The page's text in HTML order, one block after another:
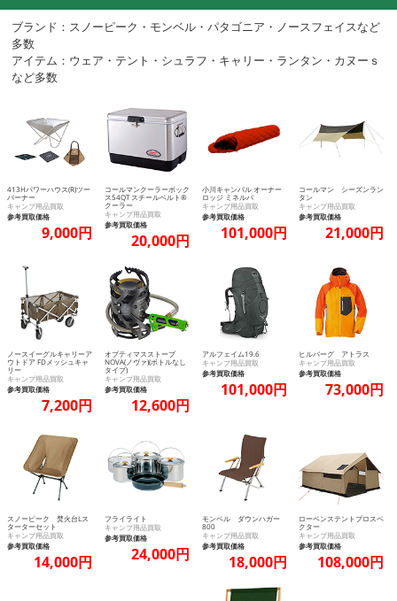
ブランド：スノーピーク・モンベル・パタゴニア・ノースフェイスなど
多数
アイテム：ウェア・テント・シュラフ・キャリー・ランタン・カヌーｓ
など多数
413Hパワーハウス(R)ツー
バーナー
キャンプ用品買取
参考買取価格
9,000円
コールマンクーラーボック
ス54QT スチールベルト®
クーラー
キャンプ用品買取
参考買取価格
20,000円
小川キャンパル オーナー
ロッジ ミネルバ
キャンプ用品買取
参考買取価格
101,000円
コールマン シーズンラン
タン
キャンプ用品買取
参考買取価格
21,000円
ノースイーグルキャリーア
ウトドア FDメッシュキャ
リー
キャンプ用品買取
参考買取価格
7,200円
オプティマスストーブ
NOVA(ノヴァ)(ボトルなし
タイプ)
キャンプ用品買取
参考買取価格
12,600円
アルフェイム19.6
キャンプ用品買取
参考買取価格
101,000円
ヒルバーグ アトラス
キャンプ用品買取
参考買取価格
73,000円
スノーピーク 焚火台Lス
ターターセット
キャンプ用品買取
参考買取価格
14,000円
フライライト
キャンプ用品買取
参考買取価格
24,000円
モンベル ダウンハガー
800
キャンプ用品買取
参考買取価格
18,000円
ローベンステントプロスペ
クター
キャンプ用品買取
参考買取価格
108,000円